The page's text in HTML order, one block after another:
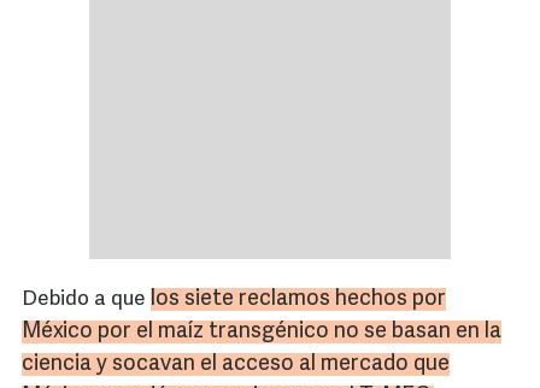
Debido a que los siete reclamos hechos por
México por el maíz transgénico no se basan en la
ciencia y socavan el acceso al mercado que